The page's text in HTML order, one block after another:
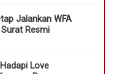
Jalankan WFA
Resmi
Love